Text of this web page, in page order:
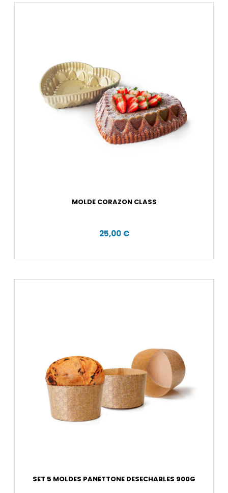
MOLDE CORAZON CLASS
25,00 €
SET 5 MOLDES PANETTONE DESECHABLES 900G